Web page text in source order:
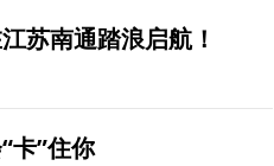
苏南通踏浪启航！
卡”住你